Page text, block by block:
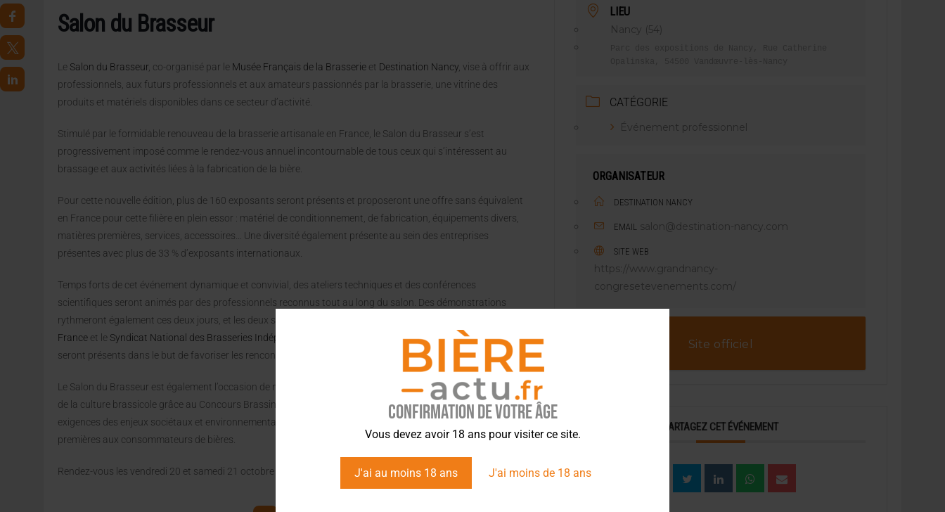
Confirmation de votre âge
Vous devez avoir 18 ans pour visiter ce site.
J'ai au moins 18 ans J'ai moins de 18 ans
Salon du Brasseur
Le Salon du Brasseur , co-organisé par le Musée Français de la Brasserie et Destination Nancy , vise à offrir aux
professionnels, aux futurs professionnels et aux amateurs passionnés par la brasserie, une vitrine des
produits et matériels disponibles dans ce secteur d’activité.
Stimulé par le formidable renouveau de la brasserie artisanale en France, le Salon du Brasseur s’est
progressivement imposé comme le rendez-vous annuel incontournable de tous ceux qui s’intéressent au
brassage et aux activités liées à la fabrication de la bière.
Pour cette nouvelle édition, plus de 160 exposants seront présents et proposeront une offre sans équivalent
en France pour cette filière en plein essor : matériel de conditionnement, de fabrication, équipements divers,
matières premières, services, accessoires… Une diversité également présente au sein des entreprises
présentes avec plus de 33 % d’exposants internationaux.
Temps forts de cet événement dynamique et convivial, des ateliers techniques et des conférences
scientifiques seront animés par des professionnels reconnus tout au long du salon. Des démonstrations
rythmeront également ces deux jours, et les deux syndicats professionnels de la brasserie,
France et le Syndicat National des Brasseries Indépendantes
, ainsi que plusieurs organismes de formation,
seront présents dans le but de favoriser les rencontres professionnelles et les échanges.
Le Salon du Brasseur est également l’occasion de mettre à l’honneur l’innovation qui a toujours été au cœur
de la culture brassicole grâce au Concours Brassinov. Celui-ci récompense les innovations qui répondent aux
exigences des enjeux sociétaux et environnementaux de toute la filière malterie et brasserie : des matières
premières aux consommateurs de bières.
Rendez-vous les vendredi 20 et samedi 21 octobre prochains de 9h à 18h au Parc Expo de Nancy !
LIEU
Nancy (54)
CATÉGORIE
Événement professionnel
ORGANISATEUR
DESTINATION NANCY
EMAIL salon@destination-nancy.com
SITE WEB
https://www.grandnancy-
congresetevenements.com/
Site officiel
PARTAGEZ CET ÉVÉNEMENT